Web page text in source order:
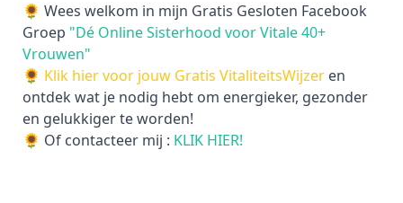
🌻 Wees welkom in mijn Gratis Gesloten Facebook
Groep "Dé Online Sisterhood voor Vitale 40+
Vrouwen"
🌻 Klik hier voor jouw Gratis VitaliteitsWijzer en
ontdek wat je nodig hebt om energieker, gezonder
en gelukkiger te worden!
🌻 Of contacteer mij : KLIK HIER!